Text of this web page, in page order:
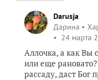
Darusja
Дарина
24 марта
Аллочка, а как Вы
или еще
рассаду, даст Бог